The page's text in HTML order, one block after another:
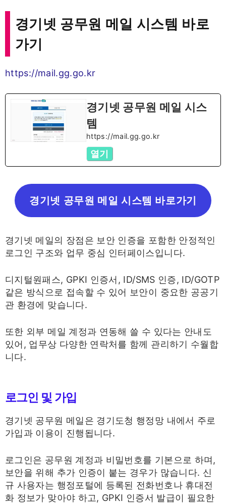
경기넷 공무원 메일 시스템 바로
가기
https://mail.gg.go.kr
경기넷 공무원 메일 시스
템
https://mail.gg.go.kr
열기
경기넷 공무원 메일 시스템 바로가기
경기넷 메일의 장점은 보안 인증을 포함한 안정적인
로그인 구조와 업무 중심 인터페이스입니다.
디지털원패스, GPKI 인증서, ID/SMS 인증, ID/GOTP
같은 방식으로 접속할 수 있어 보안이 중요한 공공기
관 환경에 맞습니다.
또한 외부 메일 계정과 연동해 쓸 수 있다는 안내도
있어, 업무상 다양한 연락처를 함께 관리하기 수월합
니다.
로그인 및 가입
경기넷 공무원 메일은 경기도청 행정망 내에서 주로
가입과 이용이 진행됩니다.
로그인은 공무원 계정과 비밀번호를 기본으로 하며,
보안을 위해 추가 인증이 붙는 경우가 많습니다. 신
규 사용자는 행정포털에 등록된 전화번호나 휴대전
화 정보가 맞아야 하고, GPKI 인증서 발급이 필요한